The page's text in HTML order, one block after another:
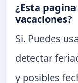
¿Esta
vacaciones?
Si. Puedes
detectar
y posibles